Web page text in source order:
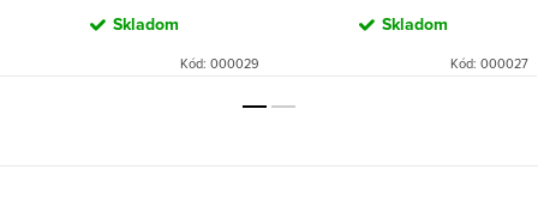
Skladom
Kód: 000029
Skladom
Kód: 000027